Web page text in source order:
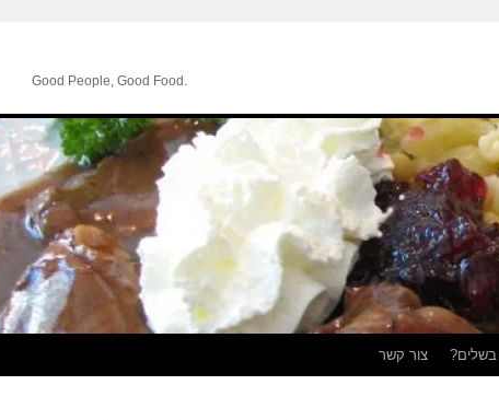
.Good People, Good Food
בשלים? צור קשר